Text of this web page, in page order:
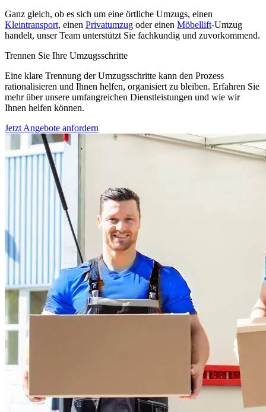
Ganz gleich, ob es sich um eine örtliche Umzugs, einen
Kleintransport, einen Privatumzug oder einen Möbellift-Umzug
handelt, unser Team unterstützt Sie fachkundig und zuvorkommend.
Trennen Sie Ihre Umzugsschritte
Eine klare Trennung der Umzugsschritte kann den Prozess
rationalisieren und Ihnen helfen, organisiert zu bleiben. Erfahren Sie
mehr über unsere umfangreichen Dienstleistungen und wie wir
Ihnen helfen können.
Jetzt Angebote anfordern